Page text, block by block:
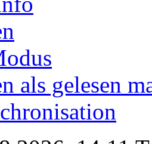
als gelesen